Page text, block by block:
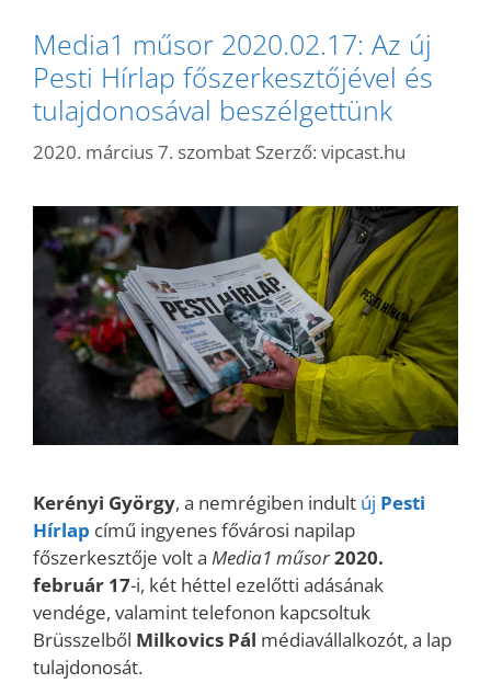
Media1 műsor 2020.02.17: Az új
Pesti Hírlap főszerkesztőjével és
tulajdonosával beszélgettünk
2020. március 7. szombat Szerző: vipcast.hu
Kerényi György, a nemrégiben indult új Pesti
Hírlap című ingyenes fővárosi napilap
főszerkesztője volt a Media1 műsor2020.
február 17-i, két héttel ezelőtti adásának
vendége, valamint telefonon kapcsoltuk
Brüsszelből Milkovics Pál médiavállalkozót, a lap
tulajdonosát.